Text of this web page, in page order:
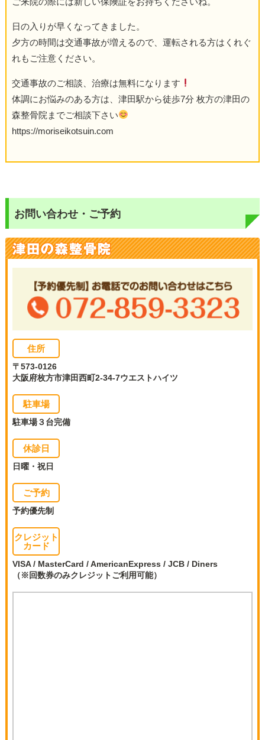
日の入りが早くなってきました。
夕方の時間は交通事故が増えるので、運転される方はくれぐ
れもご注意ください。
交通事故のご相談、治療は無料になります
体調にお悩みのある方は、津田駅から徒歩7分 枚方の津田の
森整骨院までご相談下さい
https://moriseikotsuin.com
お問い合わせ・ご予約
住所
〒573-0126
大阪府枚方市津田西町2-34-7ウエストハイツ
駐車場
駐車場３台完備
休診日
日曜・祝日
ご予約
予約優先制
クレジット
カード
VISA / MasterCard / AmericanExpress / JCB / Diners
（※回数券のみクレジットご利用可能）